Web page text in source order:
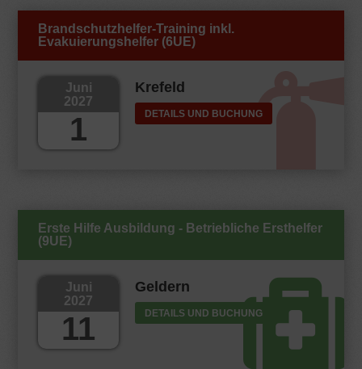
Brandschutzhelfer-Training inkl.
Evakuierungshelfer (6UE)
Juni
2027
1
Krefeld
DETAILS UND BUCHUNG
Erste Hilfe Ausbildung - Betriebliche Ersthelfer
(9UE)
Juni
2027
11
Geldern
DETAILS UND BUCHUNG